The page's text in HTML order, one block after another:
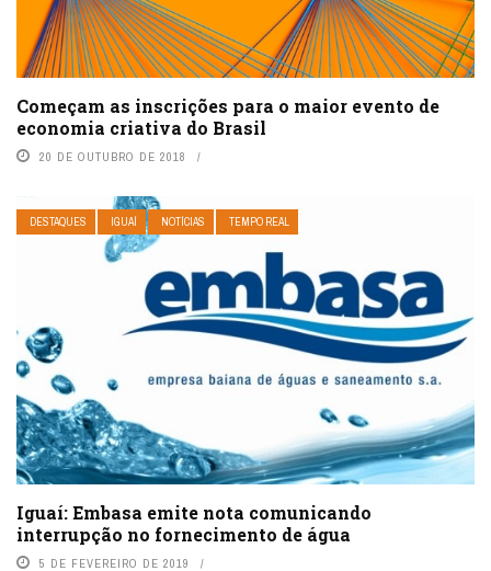
Começam as inscrições para o maior evento de
economia criativa do Brasil
20 DE OUTUBRO DE 2018
DESTAQUES IGUAÍ NOTÍCIAS TEMPO REAL
Iguaí: Embasa emite nota comunicando
interrupção no fornecimento de água
5 DE FEVEREIRO DE 2019